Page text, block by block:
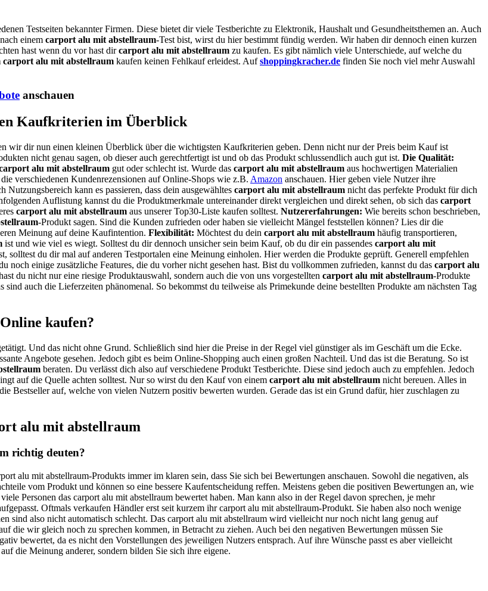
Testseiten bekannter Firmen. Diese bietet dir viele Testberichte zu Elektronik, Haushalt und Gesundheitsthemen an. Auch
einem carport alu mit abstellraum-Test bist, wirst du hier bestimmt fündig werden. Wir haben dir dennoch einen kurzen
hast wenn du vor hast dircarport alu mit abstellraum zu kaufen. Es gibt nämlich viele Unterschiede, auf welche du
carport alu mit abstellraum kaufen keinen Fehlkauf erleidest. Aufshoppingkracher.de finden Sie noch viel mehr Auswahl
anschauen
Kaufkriterien im Überblick
wir dir nun einen kleinen Überblick über die wichtigsten Kaufkriterien geben. Denn nicht nur der Preis beim Kauf ist
nicht genau sagen, ob dieser auch gerechtfertigt ist und ob das Produkt schlussendlich auch gut ist. Die Qualität:
alu mit abstellraum gut oder schlecht ist. Wurde das carport alu mit abstellraum aus hochwertigen Materialien
verschiedenen Kundenrezensionen auf Online-Shops wie z.B. Amazon anschauen. Hier geben viele Nutzer ihre
Nutzungsbereich kann es passieren, dass dein ausgewähltes carport alu mit abstellraum nicht das perfekte Produkt für dich
Auflistung kannst du die Produktmerkmale untereinander direkt vergleichen und direkt sehen, ob sich das carport
carport alu mit abstellraum aus unserer Top30-Liste kaufen solltest. Nutzererfahrungen: Wie bereits schon beschrieben,
-Produkt sagen. Sind die Kunden zufrieden oder haben sie vielleicht Mängel feststellen können? Lies dir die
Meinung auf deine Kaufintention. Flexibilität: Möchtest du dein carport alu mit abstellraum häufig transportieren,
ist und wie viel es wiegt. Solltest du dir dennoch unsicher sein beim Kauf, ob du dir ein passendes carport alu mit
solltest du dir mal auf anderen Testportalen eine Meinung einholen. Hier werden die Produkte geprüft. Generell empfehlen
noch einige zusätzliche Features, die du vorher nicht gesehen hast. Bist du vollkommen zufrieden, kannst du das carport alu
du nicht nur eine riesige Produktauswahl, sondern auch die von uns vorgestellten carport alu mit abstellraum-Produkte
auch die Lieferzeiten phänomenal. So bekommst du teilweise als Primekunde deine bestellten Produkte am nächsten Tag
kaufen?
Und das nicht ohne Grund. Schließlich sind hier die Preise in der Regel viel günstiger als im Geschäft um die Ecke.
Angebote gesehen. Jedoch gibt es beim Online-Shopping auch einen großen Nachteil. Und das ist die Beratung. So ist
beraten. Du verlässt dich also auf verschiedene Produkt Testberichte. Diese sind jedoch auch zu empfehlen. Jedoch
auf die Quelle achten solltest. Nur so wirst du den Kauf von einem carport alu mit abstellraum nicht bereuen. Alles in
Bestseller auf, welche von vielen Nutzern positiv bewerten wurden. Gerade das ist ein Grund dafür, hier zuschlagen zu
alu mit abstellraum
richtig deuten?
alu mit abstellraum-Produkts immer im klaren sein, dass Sie sich bei Bewertungen anschauen. Sowohl die negativen, als
vom Produkt und können so eine bessere Kaufentscheidung reffen. Meistens geben die positiven Bewertungen an, wie
Personen das carport alu mit abstellraum bewertet haben. Man kann also in der Regel davon sprechen, je mehr
Oftmals verkaufen Händler erst seit kurzem ihr carport alu mit abstellraum-Produkt. Sie haben also noch wenige
sind also nicht automatisch schlecht. Das carport alu mit abstellraum wird vielleicht nur noch nicht lang genug auf
die wir gleich noch zu sprechen kommen, in Betracht zu ziehen. Auch bei den negativen Bewertungen müssen Sie
bewertet, da es nicht den Vorstellungen des jeweiligen Nutzers entsprach. Auf ihre Wünsche passt es aber vielleicht
die Meinung anderer, sondern bilden Sie sich ihre eigene.